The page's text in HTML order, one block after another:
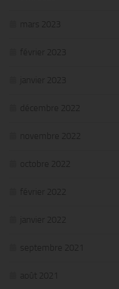
mars 2023
février 2023
janvier 2023
décembre 2022
novembre 2022
octobre 2022
février 2022
janvier 2022
septembre 2021
août 2021